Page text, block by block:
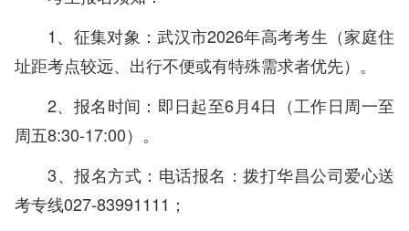
1、征集对象：武汉市2026年高考考生（家庭住
址距考点较远、出行不便或有特殊需求者优先）。
2、报名时间：即日起至6月4日（工作日周一至
周五8:30-17:00）。
3、报名方式：电话报名：拨打华昌公司爱心送
考专线027-83991111；